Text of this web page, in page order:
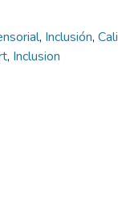
, Inclusión,
, Inclusion